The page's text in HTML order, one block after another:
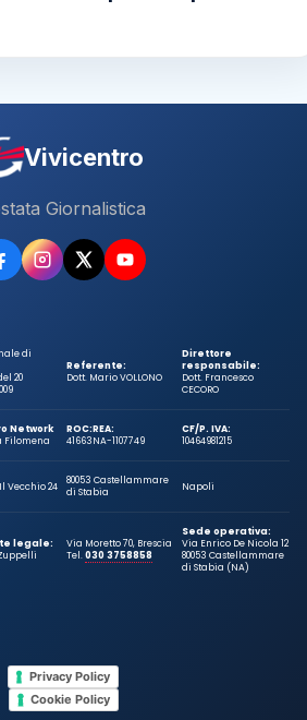
Vivicentro
Giornalistica
di
20
Referente:
Dott. Mario VOLLONO
Direttore
responsabile:
Dott. Francesco
CECORO
Network
Filomena
ROC:
41663
REA:
NA-1107749
CF/P. IVA:
10464981215
Vecchio 24
80053 Castellammare
di Stabia
Napoli
legale:
Via Moretto 70, Brescia
Tel.030 3758858
Sede operativa:
Via Enrico De Nicola 12
80053 Castellammare
di Stabia (NA)
Privacy Policy
Cookie Policy